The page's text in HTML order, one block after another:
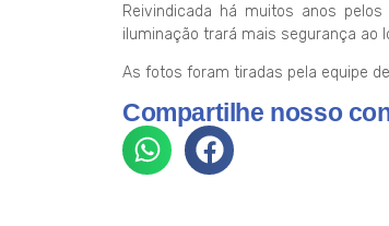
Reivindicada há muitos anos
iluminação trará mais segurança ao
As fotos foram tiradas pela equipe
Compartilhe nosso